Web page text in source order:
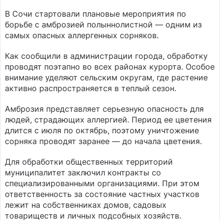
В Сочи стартовали плановые мероприятия по
борьбе с амброзией полыннолистной — одним из
самых опасных аллергенных сорняков.
Как сообщили в администрации города, обработку
проводят поэтапно во всех районах курорта. Особое
внимание уделяют сельским округам, где растение
активно распространяется в теплый сезон.
Амброзия представляет серьезную опасность для
людей, страдающих аллергией. Период ее цветения
длится с июля по октябрь, поэтому уничтожение
сорняка проводят заранее — до начала цветения.
Для обработки общественных территорий
муниципалитет заключил контракты со
специализированными организациями. При этом
ответственность за состояние частных участков
лежит на собственниках домов, садовых
товариществ и личных подсобных хозяйств.